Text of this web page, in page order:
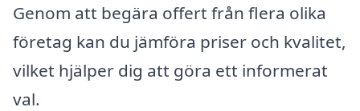
Genom att begära offert från flera olika
företag kan du jämföra priser och kvalitet,
vilket hjälper dig att göra ett informerat
val.